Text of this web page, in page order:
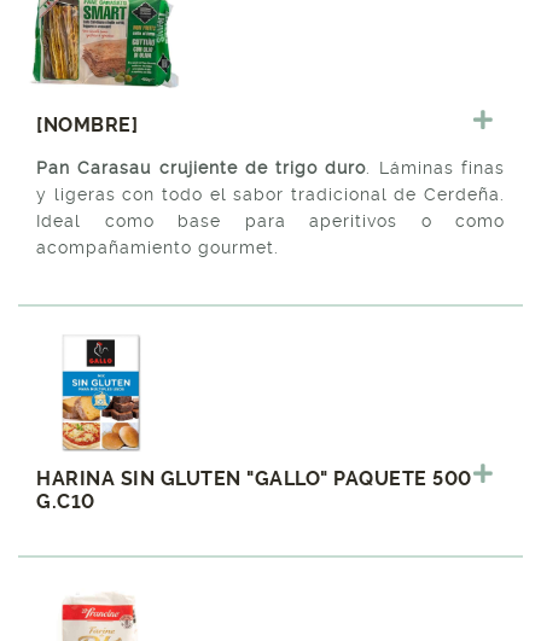
[NOMBRE]
Pan Carasau crujiente de trigo duro. Láminas finas
y ligeras con todo el sabor tradicional de Cerdeña.
Ideal como base para aperitivos o como
acompañamiento gourmet.
HARINA SIN GLUTEN "GALLO" PAQUETE 500
G.C10